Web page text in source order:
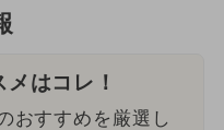
はコレ！
おすすめを厳選し